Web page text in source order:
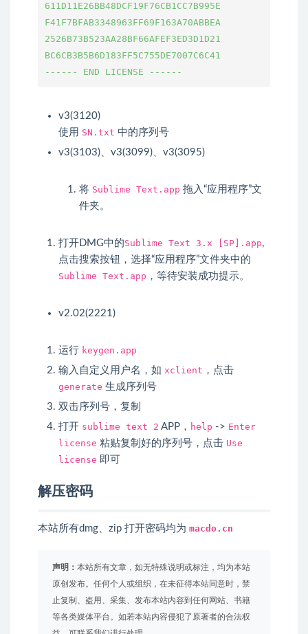
611D11E26BB48DCF19F76CB1CC7B995E
F41F7BFAB3348963FF69F163A70ABBEA
2526B73B523AA28BF66AFEF3ED3D1D21
BC6CB3B5B6D183FF5C755DE7007C6C41
v3(3120)
使用 SN.txt 中的序列号
v3(3103)、v3(3099)、v3(3095)
将 Sublime Text.app 拖入“应用程序”文
件夹。
打开DMG中的Sublime Text 3.x [SP].app,
点击搜索按钮，选择“应用程序”文件夹中的
Sublime Text.app ，等待安装成功提示。
v2.02(2221)
运行 keygen.app
输入自定义用户名，如 xclient ，点击
generate 生成序列号
双击序列号，复制
打开 sublime text 2 APP， help -> Enter
license 粘贴复制好的序列号，点击 Use
license 即可
解压密码
本站所有dmg、zip 打开密码均为 macdo.cn
声明： 本站所有文章，如无特殊说明或标注，均为本站
原创发布。任何个人或组织，在未征得本站同意时，禁
止复制、盗用、采集、发布本站内容到任何网站、书籍
等各类媒体平台。如若本站内容侵犯了原著者的合法权